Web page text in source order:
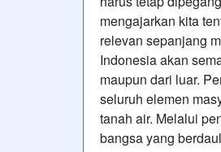
mengajarkan kita
relevan sepanjang
Indonesia akan
maupun dari luar.
seluruh elemen
tanah air. Melalui
bangsa yang